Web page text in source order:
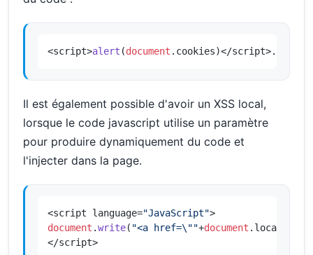
<script>alert (document . cookies)</script>.
Il est également possible d'avoir un XSS local,
lorsque le code javascript utilise un paramètre
pour produire dynamiquement du code et
l'injecter dans la page.
<script language="JavaScript"
document .write( "<a href=\""+document . location
</script>